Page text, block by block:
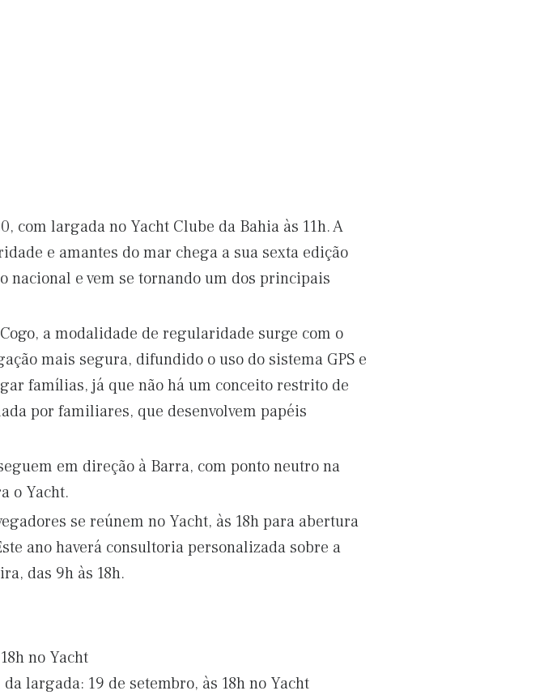
com largada no Yacht Clube da Bahia às 11h. A
e amantes do mar chega a sua sexta edição
nacional e vem se tornando um dos principais
a modalidade de regularidade surge com o
mais segura, difundido o uso do sistema GPS e
famílias, já que não há um conceito restrito de
por familiares, que desenvolvem papéis
em direção à Barra, com ponto neutro na
o Yacht.
se reúnem no Yacht, às 18h para abertura
ano haverá consultoria personalizada sobre a
das 9h às 18h.
no Yacht
largada: 19 de setembro, às 18h no Yacht